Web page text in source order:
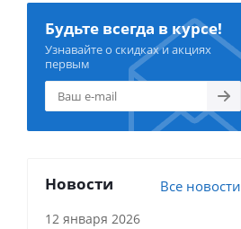
Будьте всегда в курсе!
Узнавайте о скидках и акциях
первым
Новости Все новости
12 января 2026